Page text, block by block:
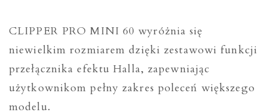
CLIPPER PRO MINI 60 wyróżnia się
niewielkim rozmiarem dzięki zestawowi funkcji
przełącznika efektu Halla, zapewniając
użytkownikom pełny zakres poleceń większego
modelu.